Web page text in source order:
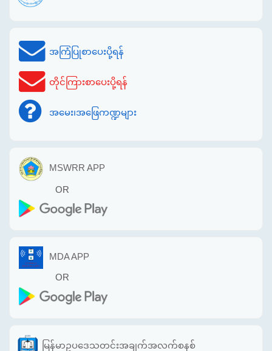
အကြံပြုစာပေးပို့ရန်
တိုင်ကြားစာပေးပို့ရန်
အမေး၊အဖြေကဏ္ဍများ
MSWRR APP
OR
MDA APP
OR
မြန်မာဥပဒေသတင်းအချက်အလက်စနစ်